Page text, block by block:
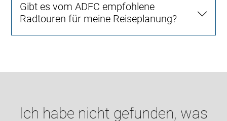
Gibt es vom ADFC empfohlene
Radtouren für meine Reiseplanung?
Ich habe nicht gefunden, was